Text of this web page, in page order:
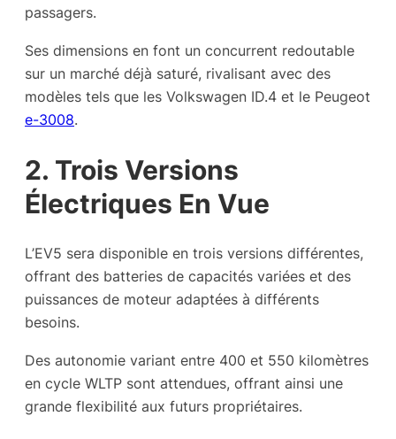
passagers.
Ses dimensions en font un concurrent redoutable
sur un marché déjà saturé, rivalisant avec des
modèles tels que les Volkswagen ID.4 et le Peugeot
e-3008.
2. Trois Versions
Électriques En Vue
L’EV5 sera disponible en trois versions différentes,
offrant des batteries de capacités variées et des
puissances de moteur adaptées à différents
besoins.
Des autonomie variant entre 400 et 550 kilomètres
en cycle WLTP sont attendues, offrant ainsi une
grande flexibilité aux futurs propriétaires.